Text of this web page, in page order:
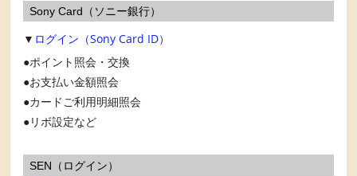
Sony Card（ソニー銀行）
▼ ログイン（Sony Card ID）
ポイント照会・交換
お支払い金額照会
カードご利用明細照会
リボ設定など
SEN（ログイン）